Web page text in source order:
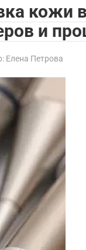
кожи
и
Елена Петрова